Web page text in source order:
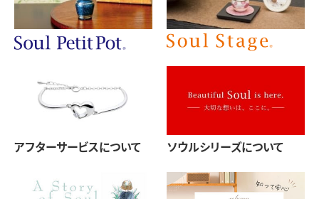
アフターサービスについて ソウルシリーズについて